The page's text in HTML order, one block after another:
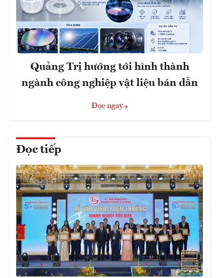
Quảng Trị hướng tới hình thành
ngành công nghiệp vật liệu bán dẫn
Đọc ngay
Đọc tiếp